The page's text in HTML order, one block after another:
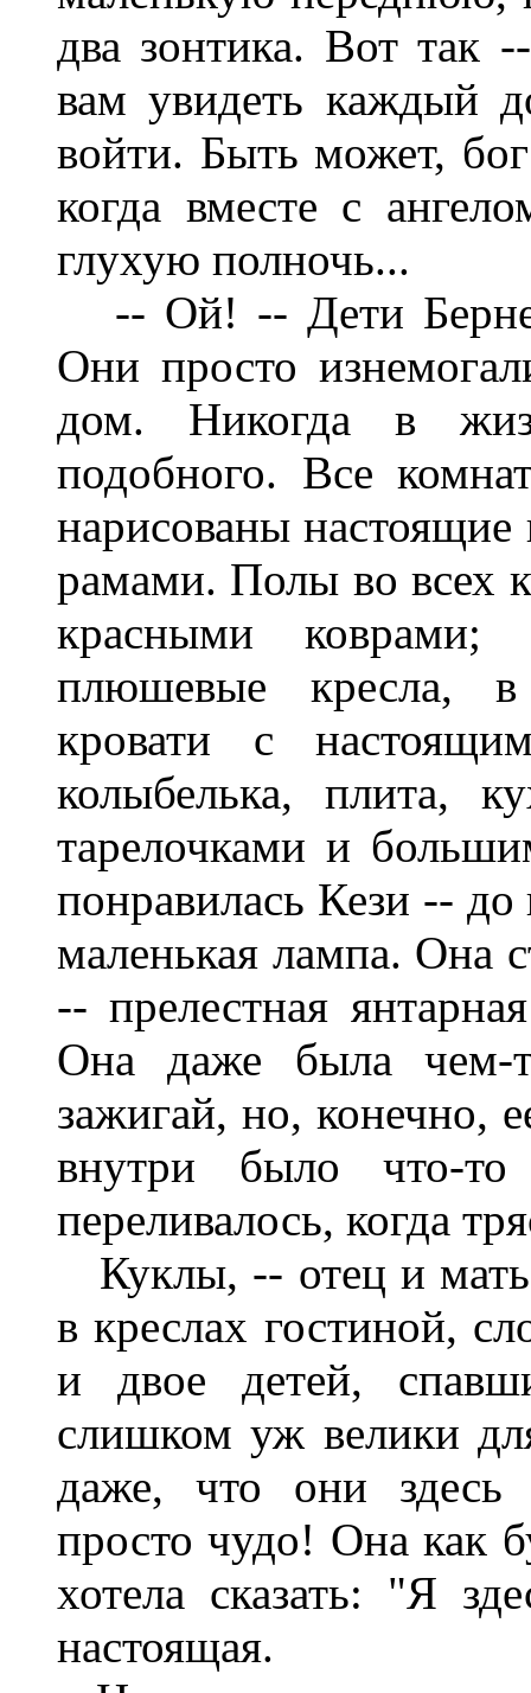
два зонтика. Вот так
вам увидеть каждый
войти. Быть может,
когда вместе с
глухую полночь...
-- Ой! -- Дети Бернел
Они просто
дом. Никогда в
подобного. Все
нарисованы
рамами. Полы во всех
красными коврами;
плюшевые кресла, в
кровати с
колыбелька, плита,
тарелочками и
понравилась Кези --
маленькая лампа. Она
-- прелестная
Она даже была чем-
зажигай, но, конечно,
внутри было что-
переливалось, когда
Куклы, -- отец и
в креслах гостиной,
и двое детей,
слишком уж велики
даже, что они здесь
просто чудо! Она как
хотела сказать: "Я
настоящая.